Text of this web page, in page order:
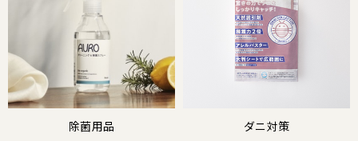
除菌用品 ダニ対策